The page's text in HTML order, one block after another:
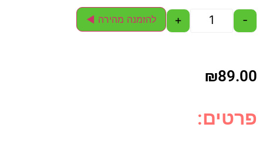
-
+ להזמנה מהירה ◄
₪89.00
פרטים: